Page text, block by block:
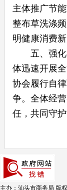
主体推广节
整布草洗涤
明健康消费新
五、强化
体迅速开展
协会履行自
争。全体经
任，共同守
主办：汕头市商务局 版